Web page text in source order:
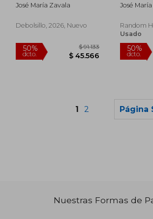
José María Zavala
Debolsillo, 2026, Nuevo
José
Random
Usado
1 2 Página
Nuestras Formas de